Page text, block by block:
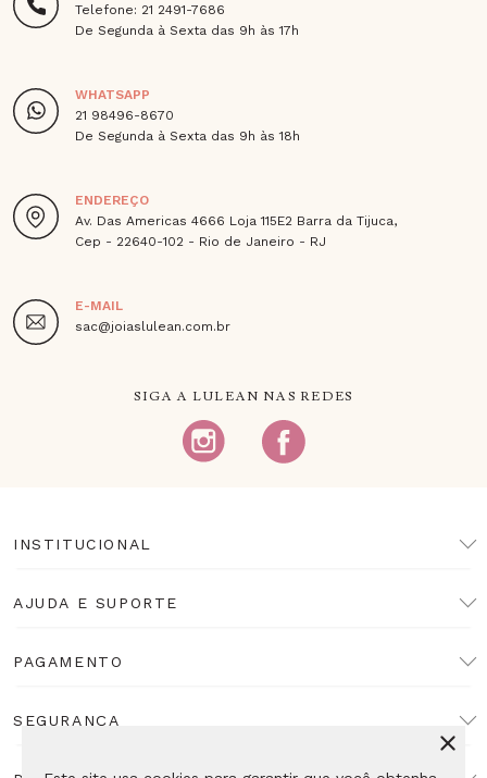
Telefone: 21 2491-7686
De Segunda à Sexta das 9h às 17h
WHATSAPP
21 98496-8670
De Segunda à Sexta das 9h às 18h
ENDEREÇO
Av. Das Americas 4666 Loja 115E2 Barra da Tijuca,
Cep - 22640-102 - Rio de Janeiro - RJ
E-MAIL
sac@joiaslulean.com.br
SIGA A LULEAN NAS REDES
INSTITUCIONAL
AJUDA E SUPORTE
PAGAMENTO
SEGURANÇA